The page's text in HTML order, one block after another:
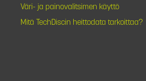
Väri- ja painovalitsimen käyttö
Mitä TechDiscin heittodata tarkoittaa?